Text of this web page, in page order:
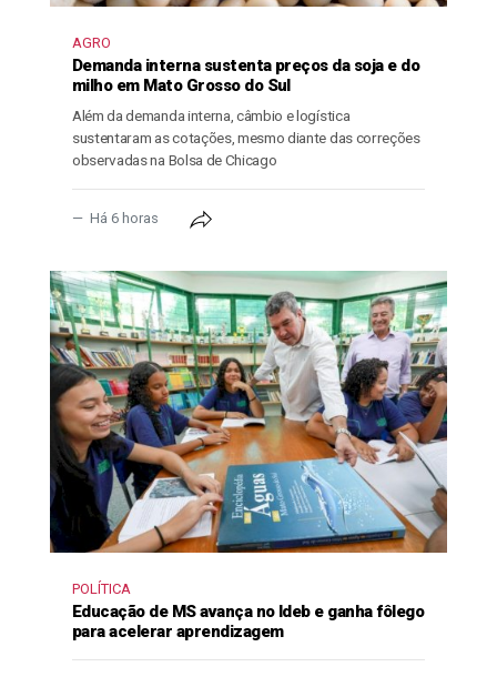
AGRO
Demanda interna sustenta preços da soja e do
milho em Mato Grosso do Sul
Além da demanda interna, câmbio e logística
sustentaram as cotações, mesmo diante das correções
observadas na Bolsa de Chicago
Há 6 horas
POLÍTICA
Educação de MS avança no Ideb e ganha fôlego
para acelerar aprendizagem